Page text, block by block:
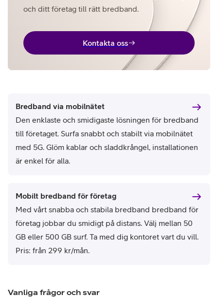
och ditt företag till rätt bredband.
Kontakta oss
Bredband via mobilnätet
Den enklaste och smidigaste lösningen för bredband
till företaget. Surfa snabbt och stabilt via mobilnätet
med 5G. Glöm kablar och sladdkrångel, installationen
är enkel för alla.
Mobilt bredband för företag
Med vårt snabba och stabila bredband bredband för
företag jobbar du smidigt på distans. Välj mellan 50
GB eller 500 GB surf. Ta med dig kontoret vart du vill.
Pris: från 299 kr/mån.
Vanliga frågor och svar